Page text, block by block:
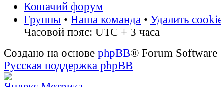
Кошачий форум
Группы • Наша команда • Удалить
Часовой пояс: UTC + 3 часа
Создано на основе phpBB® Forum
Русская поддержка phpBB